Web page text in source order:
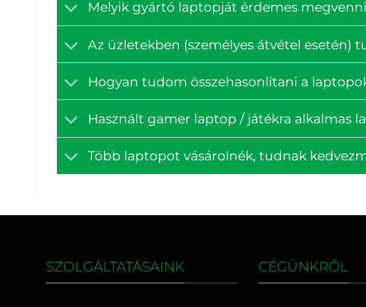
Melyik gyártó laptopját érdemes
Az üzletekben (személyes átvétel esetén)
Hogyan tudom összehasonlítani a
Használt gamer laptop / játékra alkalmas
Több laptopot vásárolnék, tudnak
SZOLGÁLTATÁSAINK CÉGÜNKRŐL